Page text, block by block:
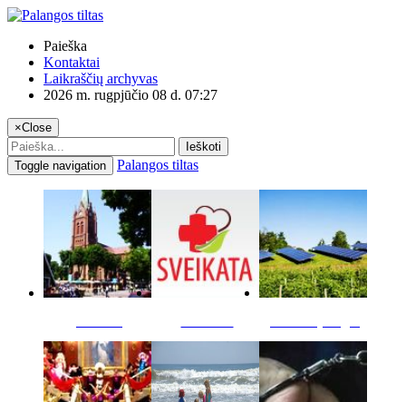
Paieška
Kontaktai
Laikraščių archyvas
2026 m. rugpjūčio 08 d. 07:27
×Close
Ieškoti
Toggle navigation
Palangos tiltas